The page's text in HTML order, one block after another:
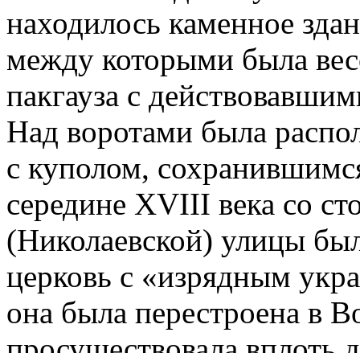
находилось каменное
между которыми была
пакгауза с
Над воротами была
с куполом,
середине XVIII века со
(Николаевской) улицы
церковь с «изрядным
она была перестроена в